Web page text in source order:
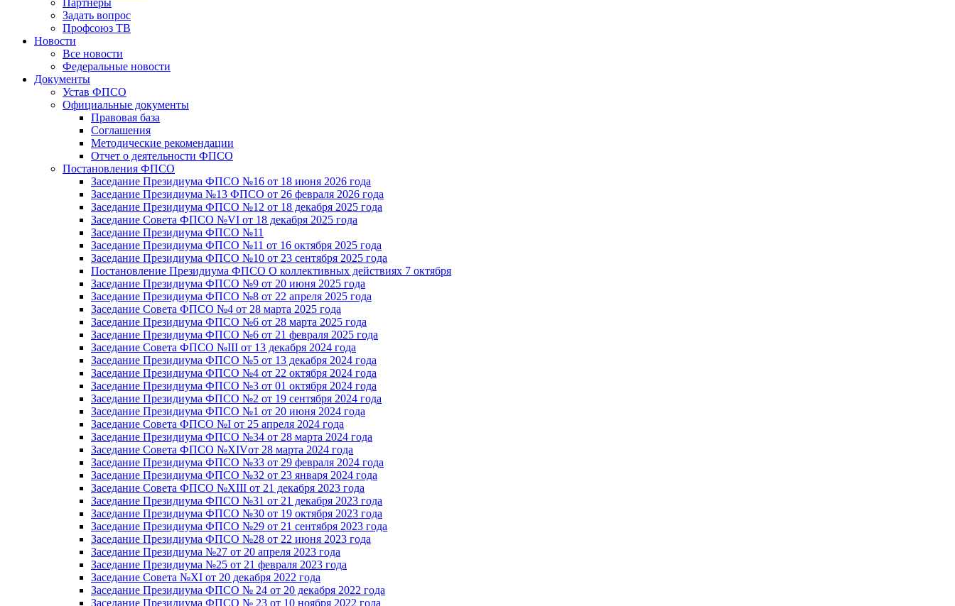
Задать вопрос
Профсоюз ТВ
Новости
Все новости
Федеральные новости
Документы
Устав ФПСО
Официальные документы
Правовая база
Соглашения
Методические рекомендации
Отчет о деятельности ФПСО
Постановления ФПСО
Заседание Президиума ФПСО №16 от 18 июня 2026 года
Заседание Президиума №13 ФПСО от 26 февраля 2026 года
Заседание Президиума ФПСО №12 от 18 декабря 2025 года
Заседание Совета ФПСО №VI от 18 декабря 2025 года
Заседание Президиума ФПСО №11
Заседание Президиума ФПСО №11 от 16 октября 2025 года
Заседание Президиума ФПСО №10 от 23 сентября 2025 года
Постановление Президиума ФПСО О коллективных действиях 7 октября
Заседание Президиума ФПСО №9 от 20 июня 2025 года
Заседание Президиума ФПСО №8 от 22 апреля 2025 года
Заседание Совета ФПСО №4 от 28 марта 2025 года
Заседание Президиума ФПСО №6 от 28 марта 2025 года
Заседание Президиума ФПСО №6 от 21 февраля 2025 года
Заседание Совета ФПСО №III от 13 декабря 2024 года
Заседание Президиума ФПСО №5 от 13 декабря 2024 года
Заседание Президиума ФПСО №4 от 22 октября 2024 года
Заседание Президиума ФПСО №3 от 01 октября 2024 года
Заседание Президиума ФПСО №2 от 19 сентября 2024 года
Заседание Президиума ФПСО №1 от 20 июня 2024 года
Заседание Совета ФПСО №I от 25 апреля 2024 года
Заседание Президиума ФПСО №34 от 28 марта 2024 года
Заседание Совета ФПСО №XIVот 28 марта 2024 года
Заседание Президиума ФПСО №33 от 29 февраля 2024 года
Заседание Президиума ФПСО №32 от 23 января 2024 года
Заседание Совета ФПСО №XIII от 21 декабря 2023 года
Заседание Президиума ФПСО №31 от 21 декабря 2023 года
Заседание Президиума ФПСО №30 от 19 октября 2023 года
Заседание Президиума ФПСО №29 от 21 сентября 2023 года
Заседание Президиума ФПСО №28 от 22 июня 2023 года
Заседание Президиума №27 от 20 апреля 2023 года
Заседание Президиума №25 от 21 февраля 2023 года
Заседание Совета №XI от 20 декабря 2022 года
Заседание Президиума ФПСО № 24 от 20 декабря 2022 года
Заседание Президиума ФПСО № 23 от 10 ноября 2022 года